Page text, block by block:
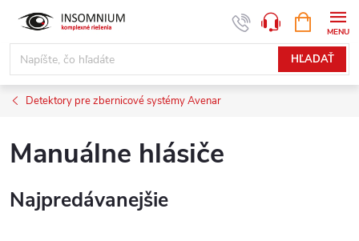
obsah
HĽADAŤ
KOŠÍK
Detektory pre zbernicové systémy Avenar
Manuálne hlásiče
Najpredávanejšie
www.insomnium.sk - Chat